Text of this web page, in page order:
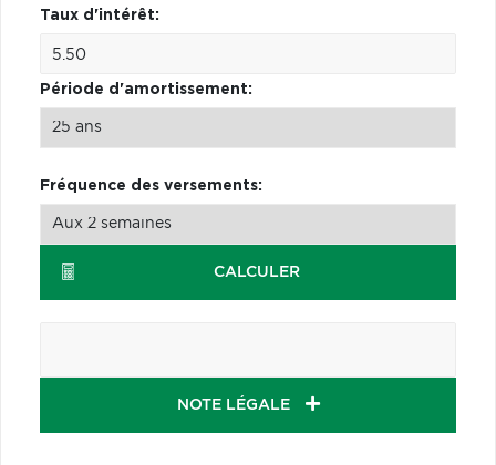
Taux d'intérêt:
Période d'amortissement:
Fréquence des versements:
CALCULER
NOTE LÉGALE